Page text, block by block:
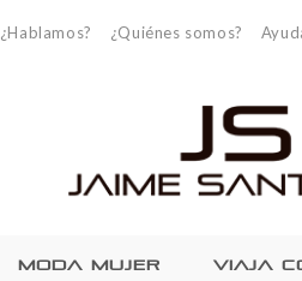
¿Hablamos? ¿Quiénes somos?
MODA MUJER VIAJA